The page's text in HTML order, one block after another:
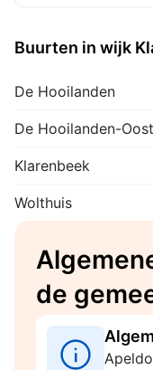
Buurten in wijk
De Hooilanden
De Hooilanden-
Klarenbeek
Wolthuis
de